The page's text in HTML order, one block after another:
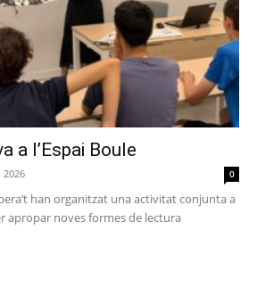
a l’Espai Boule
2026 0
han organitzat una activitat conjunta a
apropar noves formes de lectura